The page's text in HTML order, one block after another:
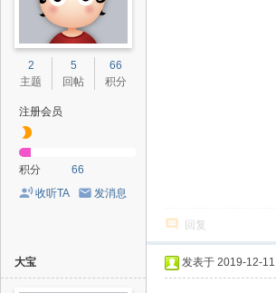
2
主题
5
回帖
66
积分
注册会员
积分
66
收听TA
发消息
回复
大宝 发表于 2019-12-